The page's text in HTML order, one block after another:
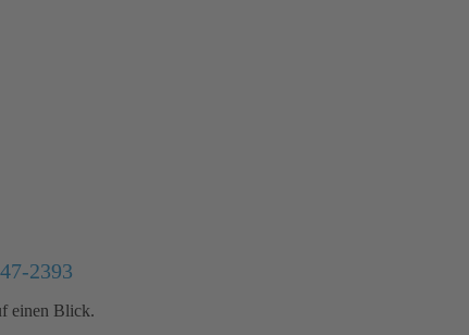
2393
einen Blick.